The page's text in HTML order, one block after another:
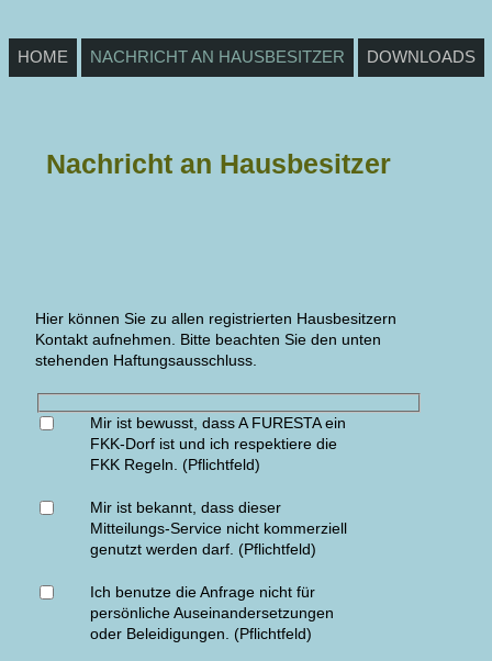
HOME NACHRICHT AN HAUSBESITZER DOWNLOADS
Nachricht an Hausbesitzer
Hier können Sie zu allen registrierten Hausbesitzern
Kontakt aufnehmen. Bitte beachten Sie den unten
stehenden Haftungsausschluss.
Mir ist bewusst, dass A FURESTA ein
FKK-Dorf ist und ich respektiere die
FKK Regeln. (Pflichtfeld)
Mir ist bekannt, dass dieser
Mitteilungs-Service nicht kommerziell
genutzt werden darf. (Pflichtfeld)
Ich benutze die Anfrage nicht für
persönliche Auseinandersetzungen
oder Beleidigungen. (Pflichtfeld)